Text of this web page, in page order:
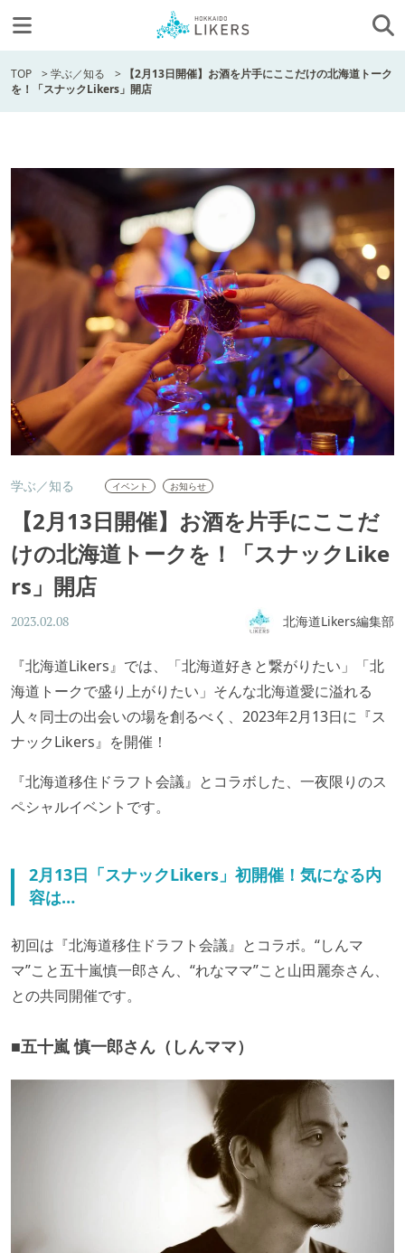
TOP >学ぶ／知る > 【2月13日開催】お酒を片手にここだけの北海道トーク
を！「スナックLikers」開店
学ぶ／知る イベント お知らせ
【2月13日開催】お酒を片手にここだ
けの北海道トークを！「スナックLike
rs」開店
2023.02.08 北海道Likers編集部
『北海道Likers』では、「北海道好きと繋がりたい」「北
海道トークで盛り上がりたい」そんな北海道愛に溢れる
人々同士の出会いの場を創るべく、2023年2月13日に『ス
ナックLikers』を開催！
『北海道移住ドラフト会議』とコラボした、一夜限りのス
ペシャルイベントです。
2月13日「スナックLikers」初開催！気になる内
容は…
初回は『北海道移住ドラフト会議』とコラボ。“しんマ
マ”こと五十嵐慎一郎さん、“れなママ”こと山田麗奈さん、
との共同開催です。
■五十嵐 慎一郎さん（しんママ）